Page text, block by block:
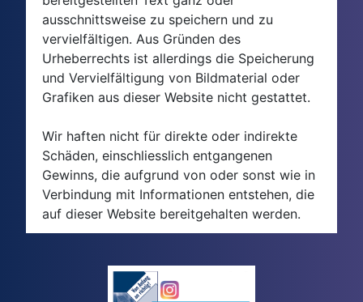
ausschnittsweise zu speichern und zu
vervielfältigen. Aus Gründen des
Urheberrechts ist allerdings die Speicherung
und Vervielfältigung von Bildmaterial oder
Grafiken aus dieser Website nicht gestattet.
Wir haften nicht für direkte oder indirekte
Schäden, einschliesslich entgangenen
Gewinns, die aufgrund von oder sonst wie in
Verbindung mit Informationen entstehen, die
auf dieser Website bereitgehalten werden.